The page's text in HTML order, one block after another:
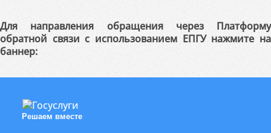
Для направления обращения через Платформу
обратной связи с использованием ЕПГУ нажмите на
баннер:
Решаем вместе